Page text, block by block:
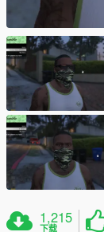
1,215
下载